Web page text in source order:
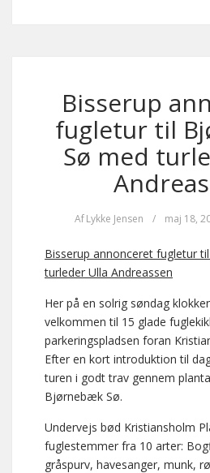
Bisserup
fugletur til
Sø med
Af Lykke Jensen / maj 18,
Bisserup annonceret fugletur
turleder Ulla Andreassen
Her på en solrig søndag
velkommen til 15 glade
parkeringspladsen foran
Efter en kort introduktion til
turen i godt trav gennem
Bjørnebæk Sø.
Undervejs bød Kristiansholm
fuglestemmer fra 10 arter:
gråspurv, havesanger, munk,